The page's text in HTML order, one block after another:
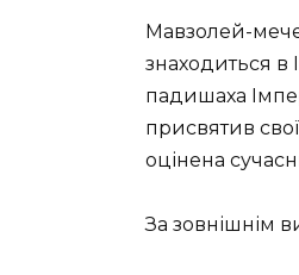
Мавзолей-
знаходиться в
падишаха
присвятив
оцінена
За зовнішнім